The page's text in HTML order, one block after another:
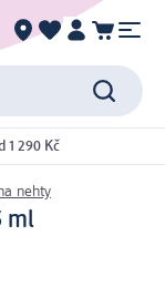
1 290 Kč
nehty
ml